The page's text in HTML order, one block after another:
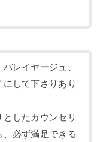
レイヤージュ、
して下さりあり
したカウンセリ
必ず満足できる